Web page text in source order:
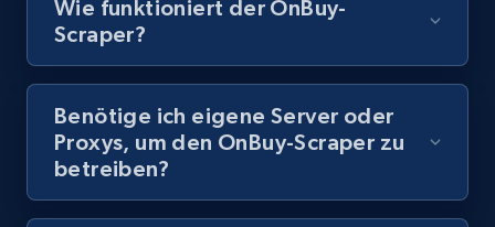
8.1K+
Youtube - Videos posts - Discovery records
by Explore page URL
URL, Title, Youtuber, Youtuber md5, Video url,
Wie funktioniert der OnBuy-
Scraper?
Benötige ich eigene Server oder
Proxys, um den OnBuy-Scraper zu
betreiben?